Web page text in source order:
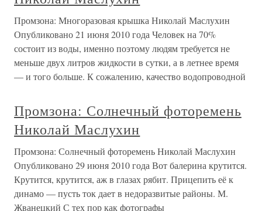
Промзона: Многоразовая крышка Николай Маслухин
Опубликовано 21 июня 2010 года Человек на 70%
состоит из воды, именно поэтому людям требуется не
меньше двух литров жидкости в сутки, а в летнее время
— и того больше. К сожалению, качество водопроводной
Промзона: Солнечный фоторемень
Николай Маслухин
Промзона: Солнечный фоторемень Николай Маслухин
Опубликовано 29 июня 2010 года Вот балерина крутится.
Крутится, крутится, аж в глазах рябит. Прицепить её к
динамо — пусть ток дает в недоразвитые районы. М.
Жванецкий С тех пор как фотографы